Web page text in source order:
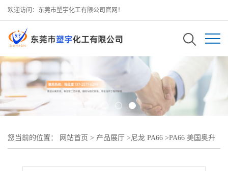
欢迎访问：东莞市塑宇化工有限公司官网！
您当前的位置： 网站首页 > 产品展厅 >尼龙 PA66 >PA66 美国奥升